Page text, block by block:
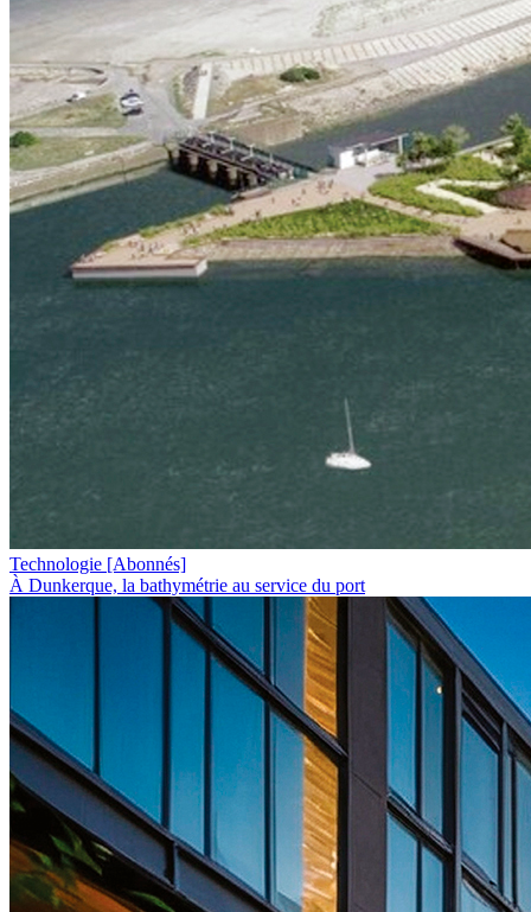
Technologie [Abonnés]
À Dunkerque, la bathymétrie au service du port